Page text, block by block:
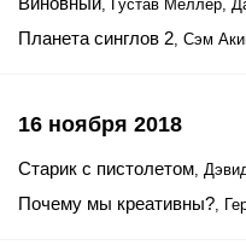
, Густав Мёллер,
Планета синглов 2, Сэм
16 ноября 2018
Старик с пистолетом,
Почему мы креативны?,